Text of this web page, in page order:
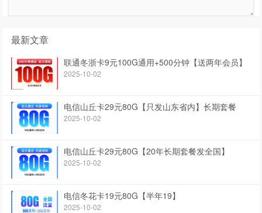
最新文章
联通冬浙卡9元100G通用+500分钟【送两年会员】
2025-10-02
电信山丘卡29元80G【只发山东省内】长期套餐
2025-10-02
电信山丘卡29元80G【20年长期套餐发全国】
2025-10-02
电信冬花卡19元80G【半年19】
2025-10-02